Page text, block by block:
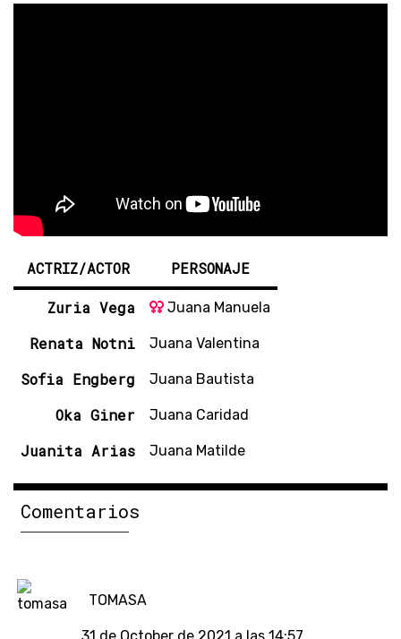
ACTRIZ/ACTOR PERSONAJE
Zuria Vega Juana Manuela
Renata Notni Juana Valentina
Sofia Engberg Juana Bautista
Oka Giner Juana Caridad
Juanita Arias Juana Matilde
Comentarios
TOMASA
31 de October de 2021 a las 14:57